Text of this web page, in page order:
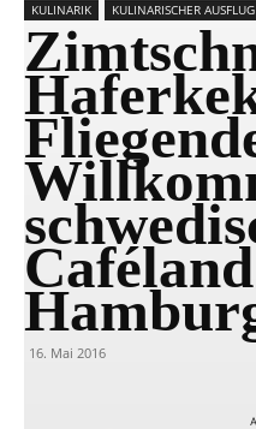
KULINARIK KULINARISCHER AUSFLUG
Caféland
16. Mai 2016